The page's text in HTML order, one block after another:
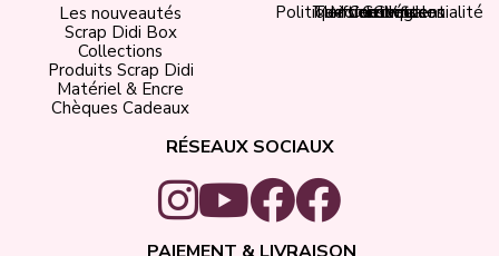
Les nouveautés
Scrap Didi Box
Collections
Produits Scrap Didi
Matériel & Encre
Chèques Cadeaux
Contact
Mon compte
CGV
Politique de confidentialité
Mentions légales
Tarifs de livraison
RÉSEAUX SOCIAUX